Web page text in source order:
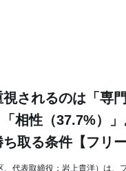
されるのは「専
相性（37.7%）」
取る条件【フリ
代表取締役：岩上貴洋）は、